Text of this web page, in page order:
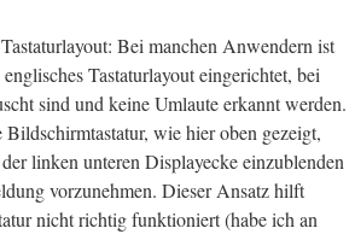
Bei manchen Anwendern ist
Tastaturlayout eingerichtet, bei
sind und keine Umlaute erkannt werden.
wie hier oben gezeigt,
linken unteren Displayecke einzublenden
vorzunehmen. Dieser Ansatz hilft
nicht richtig funktioniert (habe ich an